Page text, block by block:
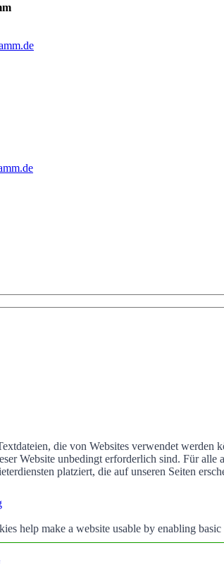
.de
die von Websites verwendet werden
Website unbedingt erforderlich sind. Für
platziert, die auf unseren Seiten
help make a website usable by enabling